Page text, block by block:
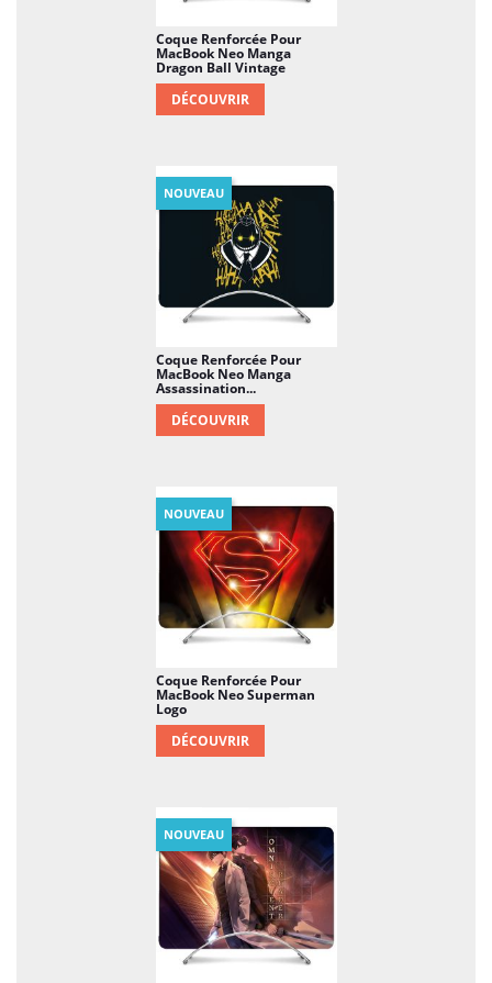
Coque Renforcée Pour
MacBook Neo Manga
Dragon Ball Vintage
DÉCOUVRIR
Coque Renforcée Pour
MacBook Neo Manga
Assassination...
DÉCOUVRIR
NOUVEAU
Coque Renforcée Pour
MacBook Neo Superman
Logo
DÉCOUVRIR
NOUVEAU
NOUVEAU